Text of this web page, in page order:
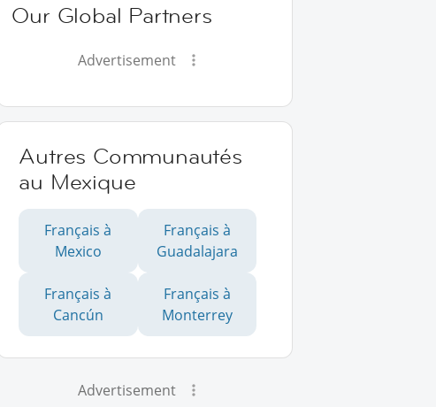
Our Global Partners
Advertisement
Autres Communautés
au Mexique
Français à
Mexico
Français à
Guadalajara
Français à
Cancún
Français à
Monterrey
Advertisement